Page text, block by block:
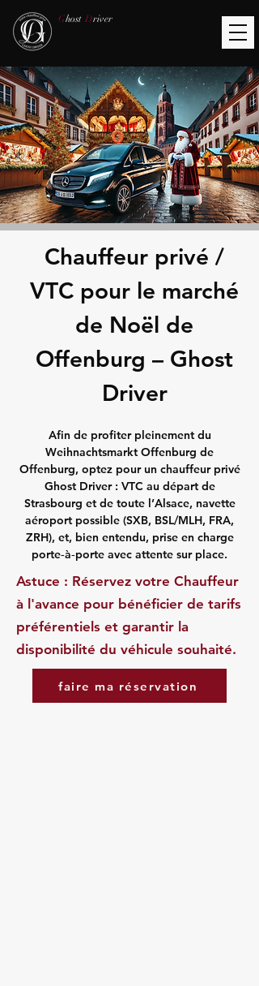
Ghost Driver
Chauffeur privé /
VTC pour le marché
de Noël de
Offenburg – Ghost
Driver
Afin de profiter pleinement du
Weihnachtsmarkt Offenburg de
Offenburg, optez pour un chauffeur privé
Ghost Driver : VTC au départ de
Strasbourg et de toute l’Alsace, navette
aéroport possible (SXB, BSL/MLH, FRA,
ZRH), et, bien entendu, prise en charge
porte‑à‑porte avec attente sur place.
Astuce : Réservez votre Chauffeur
à l'avance pour bénéficier de tarifs
préférentiels et garantir la
disponibilité du véhicule souhaité.
faire ma réservation